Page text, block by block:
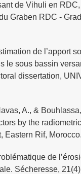
de Vihuli en
Graben RDC -
de l’apport
le sous bassin
dissertation,
A., &
by the
Eastern Rif,
de
Sécheresse,